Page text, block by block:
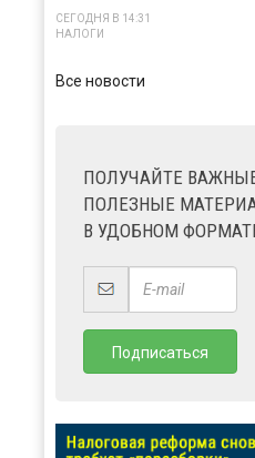
СЕГОДНЯ В 14:31
НАЛОГИ
Все новости
ПОЛУЧАЙТЕ
ПОЛЕЗНЫЕ
В УДОБНОМ